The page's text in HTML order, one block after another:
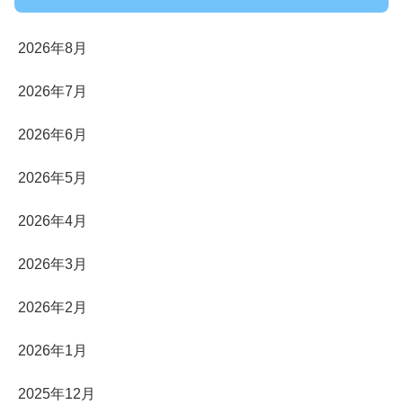
2026年8月
2026年7月
2026年6月
2026年5月
2026年4月
2026年3月
2026年2月
2026年1月
2025年12月